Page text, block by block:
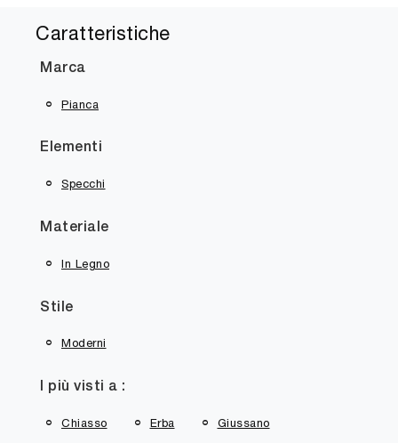
Caratteristiche
Marca
Pianca
Elementi
Specchi
Materiale
In Legno
Stile
Moderni
I più visti a :
Chiasso Erba Giussano